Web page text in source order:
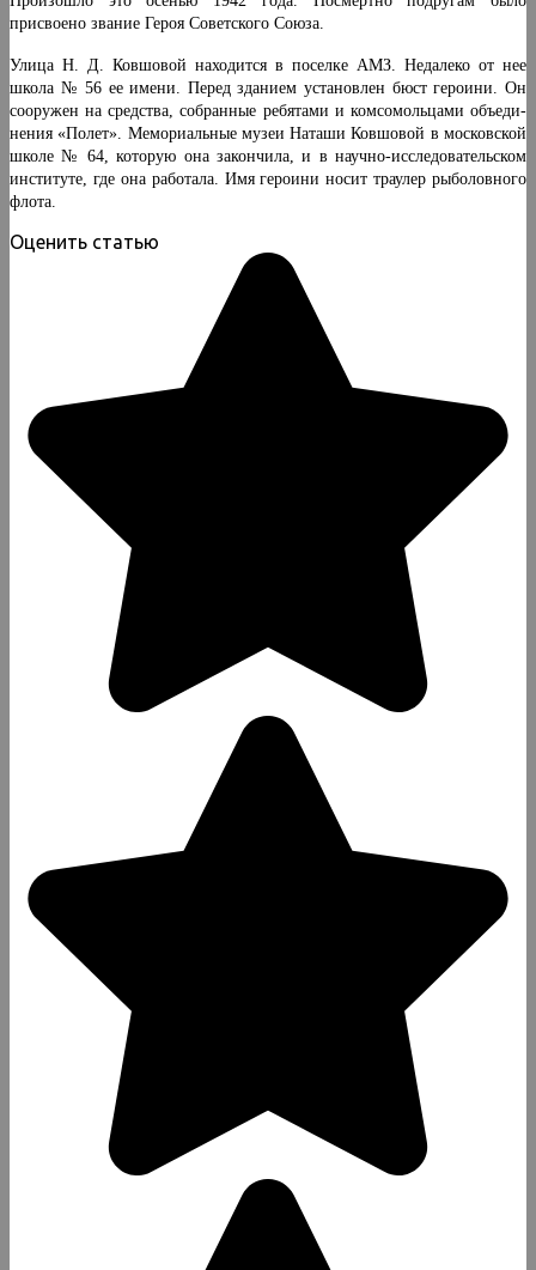
присвоено звание Героя Советского Союза.
Улица Н. Д. Ковшовой находится в поселке АМЗ. Недалеко от нее
школа № 56 ее имени. Перед зданием установлен бюст героини. Он
сооружен на средства, собранные ребятами и комсомольцами объеди­
нения «Полет». Мемориальные музеи Наташи Ковшовой в московской
школе № 64, которую она закончила, и в научно-исследовательском
институте, где она работала. Имя героини носит траулер рыболовного
флота.
Оценить статью